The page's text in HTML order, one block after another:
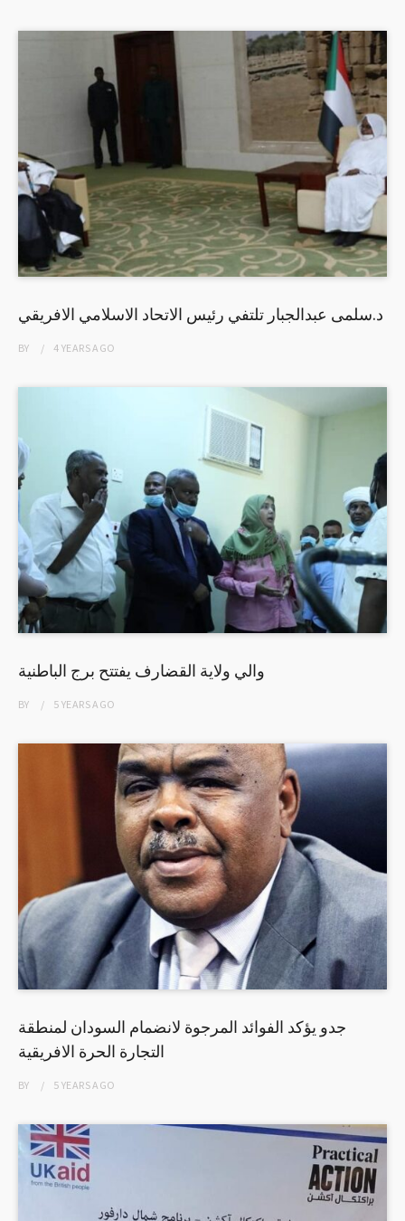
د.سلمى عبدالجبار تلتفي رئيس الاتحاد الاسلامي الافريقي
BY 4 YEARSAGO
والي ولاية القضارف يفتتح برج الباطنية
BY 5 YEARSAGO
جدو يؤكد الفوائد المرجوة لانضمام السودان لمنطقة
التجارة الحرة الافريقية
BY 5 YEARSAGO